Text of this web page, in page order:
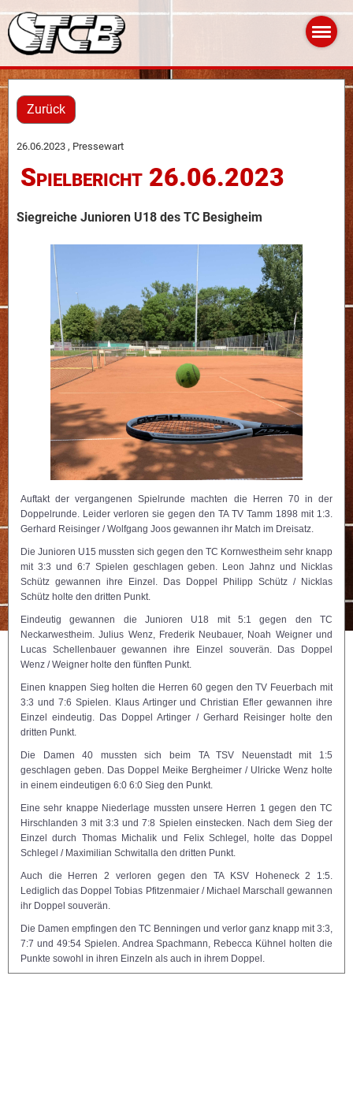
Zurück
26.06.2023 , Pressewart
Spielbericht 26.06.2023
Siegreiche Junioren U18 des TC Besigheim
Auftakt der vergangenen Spielrunde machten die Herren 70 in der
Doppelrunde. Leider verloren sie gegen den TA TV Tamm 1898 mit 1:3.
Gerhard Reisinger / Wolfgang Joos gewannen ihr Match im Dreisatz.
Die Junioren U15 mussten sich gegen den TC Kornwestheim sehr knapp
mit 3:3 und 6:7 Spielen geschlagen geben. Leon Jahnz und Nicklas
Schütz gewannen ihre Einzel. Das Doppel Philipp Schütz / Nicklas
Schütz holte den dritten Punkt.
Eindeutig gewannen die Junioren U18 mit 5:1 gegen den TC
Neckarwestheim. Julius Wenz, Frederik Neubauer, Noah Weigner und
Lucas Schellenbauer gewannen ihre Einzel souverän. Das Doppel
Wenz / Weigner holte den fünften Punkt.
Einen knappen Sieg holten die Herren 60 gegen den TV Feuerbach mit
3:3 und 7:6 Spielen. Klaus Artinger und Christian Efler gewannen ihre
Einzel eindeutig. Das Doppel Artinger / Gerhard Reisinger holte den
dritten Punkt.
Die Damen 40 mussten sich beim TA TSV Neuenstadt mit 1:5
geschlagen geben. Das Doppel Meike Bergheimer / Ulricke Wenz holte
in einem eindeutigen 6:0 6:0 Sieg den Punkt.
Eine sehr knappe Niederlage mussten unsere Herren 1 gegen den TC
Hirschlanden 3 mit 3:3 und 7:8 Spielen einstecken. Nach dem Sieg der
Einzel durch Thomas Michalik und Felix Schlegel, holte das Doppel
Schlegel / Maximilian Schwitalla den dritten Punkt.
Auch die Herren 2 verloren gegen den TA KSV Hoheneck 2 1:5.
Lediglich das Doppel Tobias Pfitzenmaier / Michael Marschall gewannen
ihr Doppel souverän.
Die Damen empfingen den TC Benningen und verlor ganz knapp mit 3:3,
7:7 und 49:54 Spielen. Andrea Spachmann, Rebecca Kühnel holten die
Punkte sowohl in ihren Einzeln als auch in ihrem Doppel.